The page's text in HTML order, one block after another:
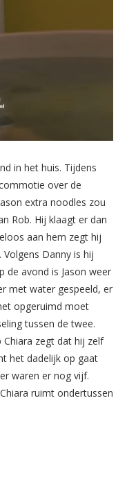
in het huis. Tijdens
over de
extra noodles zou
Rob. Hij klaagt er dan
aan hem zegt hij
Danny is hij
avond is Jason weer
met water gespeeld, er
opgeruimd moet
tussen de twee.
zegt dat hij zelf
het dadelijk op gaat
waren er nog vijf.
ruimt ondertussen